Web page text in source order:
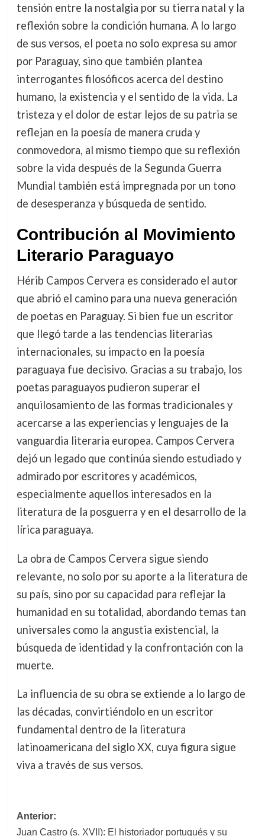
tensión entre la nostalgia por su tierra natal y la
reflexión sobre la condición humana. A lo largo
de sus versos, el poeta no solo expresa su amor
por Paraguay, sino que también plantea
interrogantes filosóficos acerca del destino
humano, la existencia y el sentido de la vida. La
tristeza y el dolor de estar lejos de su patria se
reflejan en la poesía de manera cruda y
conmovedora, al mismo tiempo que su reflexión
sobre la vida después de la Segunda Guerra
Mundial también está impregnada por un tono
de desesperanza y búsqueda de sentido.
Contribución al Movimiento
Literario Paraguayo
Hérib Campos Cervera es considerado el autor
que abrió el camino para una nueva generación
de poetas en Paraguay. Si bien fue un escritor
que llegó tarde a las tendencias literarias
internacionales, su impacto en la poesía
paraguaya fue decisivo. Gracias a su trabajo, los
poetas paraguayos pudieron superar el
anquilosamiento de las formas tradicionales y
acercarse a las experiencias y lenguajes de la
vanguardia literaria europea. Campos Cervera
dejó un legado que continúa siendo estudiado y
admirado por escritores y académicos,
especialmente aquellos interesados en la
literatura de la posguerra y en el desarrollo de la
lírica paraguaya.
La obra de Campos Cervera sigue siendo
relevante, no solo por su aporte a la literatura de
su país, sino por su capacidad para reflejar la
humanidad en su totalidad, abordando temas tan
universales como la angustia existencial, la
búsqueda de identidad y la confrontación con la
muerte.
La influencia de su obra se extiende a lo largo de
las décadas, convirtiéndolo en un escritor
fundamental dentro de la literatura
latinoamericana del siglo XX, cuya figura sigue
viva a través de sus versos.
Navegación
Anterior:
Juan Castro (s. XVII): El historiador portugués y su